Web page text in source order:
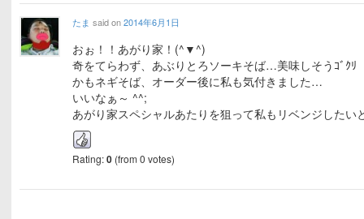
たま said on2014年6月1日
おぉ！！あがり家！(^▼^)
奇をてらわず、あぶりとろソーキそば…美味しそうｺﾞｸﾘ
かもネギそば、オーダー後に私も気付きました…
いいなぁ～ ^^;
あがり家スペシャルあたりを狙って私もリベンジしたい
Rating:0 (from 0 votes)